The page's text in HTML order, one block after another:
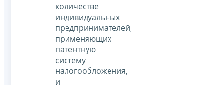
количестве
индивидуальных
предпринимателей,
применяющих
патентную
систему
налогообложения,
и